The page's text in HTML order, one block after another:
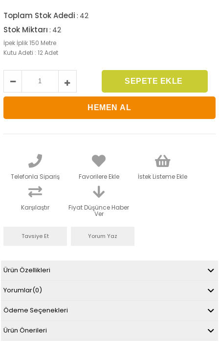
Toplam Stok Adedi : 42
Stok Miktarı : 42
İpek İplik 150 Metre
Kutu Adeti : 12 Adet
Telefonla Sipariş Favorilere Ekle İstek Listeme Ekle
Karşılaştır Fiyat Düşünce Haber
Ver
Tavsiye Et Yorum Yaz
Ürün Özellikleri
Yorumlar(0)
Ödeme Seçenekleri
Ürün Önerileri